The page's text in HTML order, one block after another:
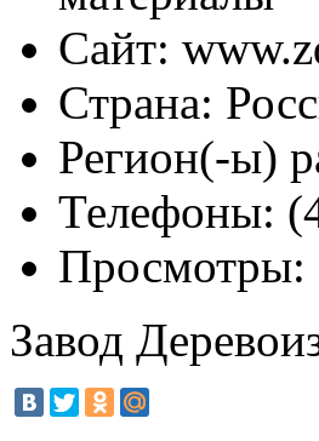
Сайт:
Страна:
Регион(-ы)
Телефоны:
Просмотры:
Завод